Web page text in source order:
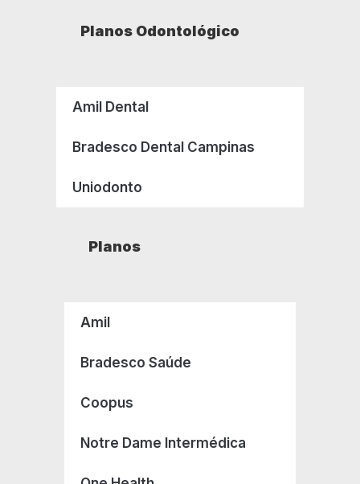
Planos Odontológico
Amil Dental
Bradesco Dental Campinas
Uniodonto
Planos
Amil
Bradesco Saúde
Coopus
Notre Dame Intermédica